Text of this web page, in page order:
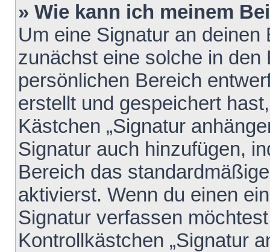
» Wie kann ich meinem
Um eine Signatur an
zunächst eine solche in den
persönlichen Bereich
erstellt und gespeichert
Kästchen „Signatur
Signatur auch hinzufügen,
Bereich das
aktivierst. Wenn du einen
Signatur verfassen
Kontrollkästchen „Signatur